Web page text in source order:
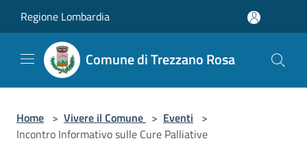
Regione Lombardia
Comune di Trezzano Rosa
Home > Vivere il Comune > Eventi >
Incontro Informativo sulle Cure Palliative